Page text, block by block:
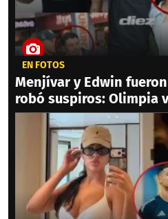
EN FOTOS
Menjívar y Edwin
robó suspiros: Olimpia